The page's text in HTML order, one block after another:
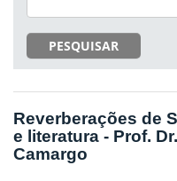
PESQUISAR
Reverberações de
e literatura - Prof.
Camargo